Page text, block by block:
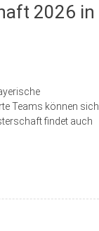
2026 in
Teams können sich
findet auch